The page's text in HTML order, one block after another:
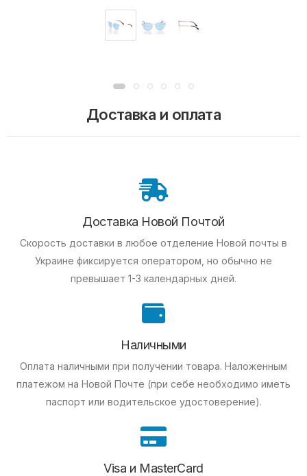
Доставка и оплата
Доставка Новой Почтой
Скорость доставки в любое отделение Новой почты в
Украине фиксируется оператором, но обычно не
превышает 1-3 календарных дней.
Наличными
Оплата наличными при получении товара. Наложенным
платежом на Новой Почте (при себе необходимо иметь
паспорт или водительское удостоверение).
Visa и MasterCard